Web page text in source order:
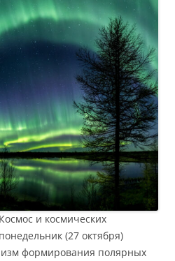
и космических
(27 октября)
формирования полярных